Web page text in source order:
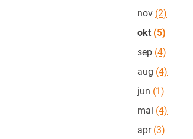
nov (2)
okt (5)
sep (4)
aug (4)
jun (1)
mai (4)
apr(3)